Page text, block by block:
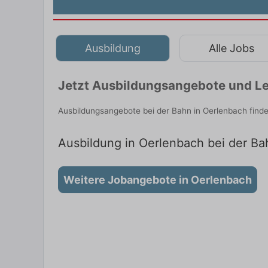
Ausbildung Alle Jobs
Jetzt Ausbildungsangebote und
Ausbildungsangebote bei der Bahn in Oerlenbach
Ausbildung in Oerlenbach bei der
Weitere Jobangebote in Oerlenbach